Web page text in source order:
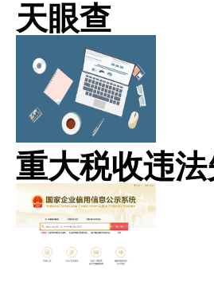
天眼查
重大税收违